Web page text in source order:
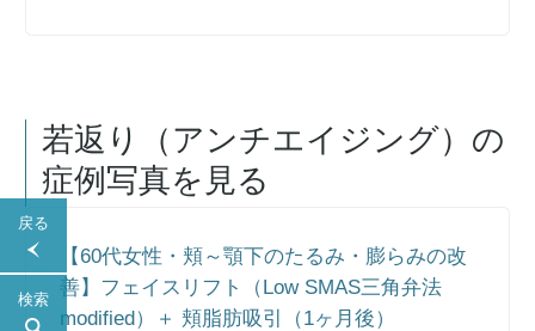
戻る
検索
若返り（アンチエイジング） の
症例写真を見る
【60代女性・頬～顎下のたるみ・膨らみの改
善】フェイスリフト（Low SMAS三角弁法
modified）＋ 頬脂肪吸引（1ヶ月後）